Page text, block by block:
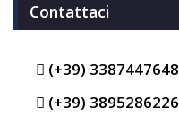
Contattaci
(+39) 3387447648
(+39) 3895286226